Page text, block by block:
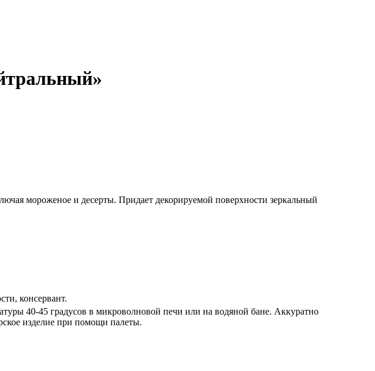
мороженое и десерты. Придает декорируемой поверхности зеркальный
консервант.
40-45 градусов в микроволновой печи или на водяной бане. Аккуратно
изделие при помощи палеты.